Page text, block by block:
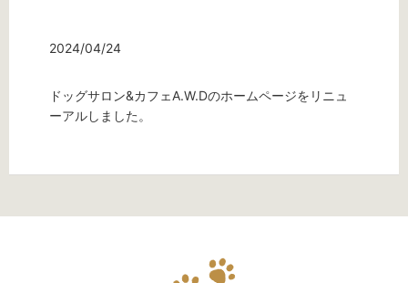
2024/04/24
ドッグサロン&カフェA.W.Dのホームページをリニュ
ーアルしました。